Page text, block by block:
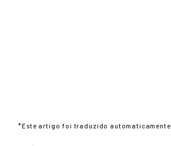
*Este artigo foi traduzido automaticamente.